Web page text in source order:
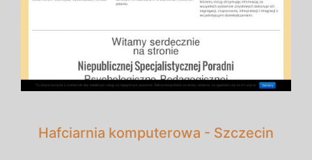
Hafciarnia komputerowa - Szczecin